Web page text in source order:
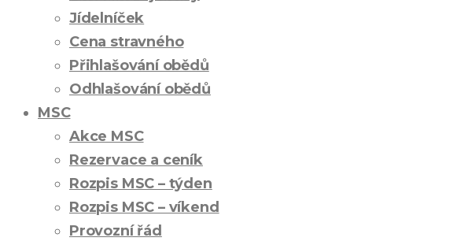
Jídelníček
Cena stravného
Přihlašování obědů
Odhlašování obědů
MSC
Akce MSC
Rezervace a ceník
Rozpis MSC – týden
Rozpis MSC – víkend
Provozní řád